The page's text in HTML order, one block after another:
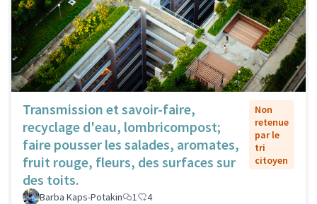
Transmission et savoir-faire,
recyclage d'eau, lombricompost;
faire pousser les salades, aromates,
fruit rouge, fleurs, des surfaces sur
des toits.
Non
retenue
par le
tri
citoyen
Barba Kaps-Potakin 1 4